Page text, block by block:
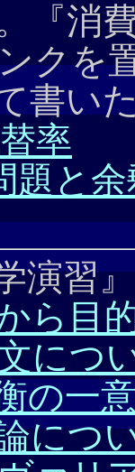
『消
クを
書い
率
題と余
演習
ら目
につ
の一
につ